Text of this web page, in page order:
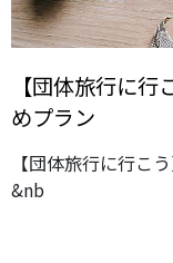
【団体旅行に
めプラン
【団体旅行に行こ
&nb